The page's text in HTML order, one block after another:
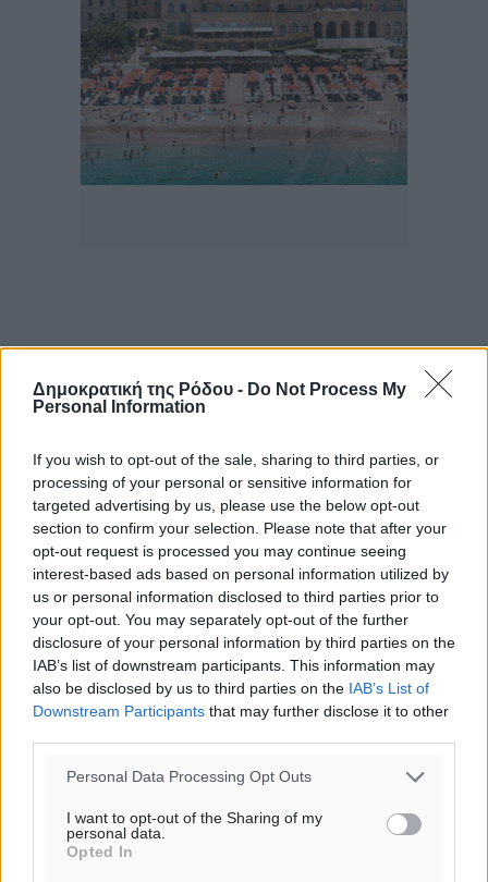
Δημοκρατική της Ρόδου - Do Not Process My
Personal Information
If you wish to opt-out of the sale, sharing to third parties, or
processing of your personal or sensitive information for
targeted advertising by us, please use the below opt-out
section to confirm your selection. Please note that after your
opt-out request is processed you may continue seeing
interest-based ads based on personal information utilized by
us or personal information disclosed to third parties prior to
your opt-out. You may separately opt-out of the further
disclosure of your personal information by third parties on the
IAB’s list of downstream participants. This information may
also be disclosed by us to third parties on the IAB’s List of
Downstream Participants that may further disclose it to other
Personal Data Processing Opt Outs
I want to opt-out of the Sharing of my
personal data.
Opted In
Ροή ειδήσεων
Γ’ Εθνική Κατηγορία: Οι ημερομηνίες των
αγωνιστικών της κανονικής περιόδου
Αθλητικά